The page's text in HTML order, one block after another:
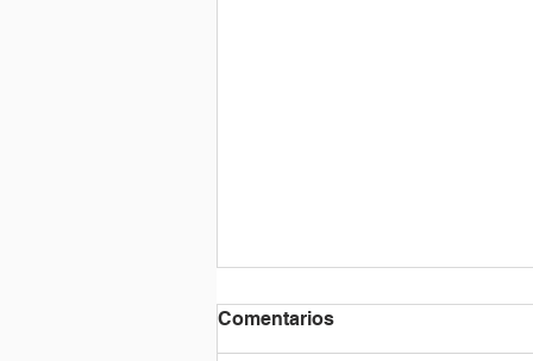
2026/27년 등록 안내 /
Comentarios